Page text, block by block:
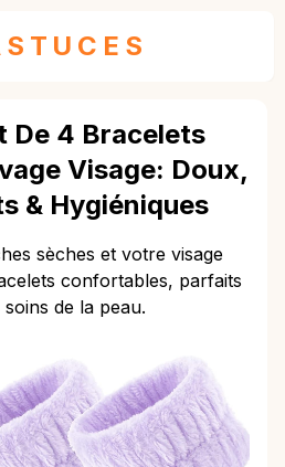
De 4 Bracelets
Visage: Doux,
& Hygiéniques
sèches et votre visage
confortables, parfaits
de la peau.